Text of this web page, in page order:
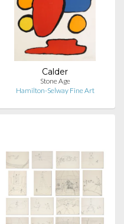
Calder
Stone Age
Hamilton-Selway Fine Art